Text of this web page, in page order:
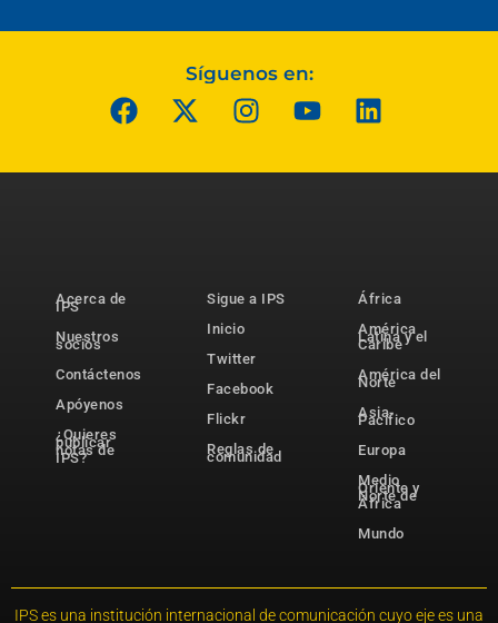
Síguenos en:
Acerca de
IPS
Nuestros
socios
Contáctenos
Apóyenos
¿Quieres
publicar
notas de
IPS?
Sigue a IPS
Inicio
Twitter
Facebook
Flickr
Reglas de
comunidad
África
América
Latina y el
Caribe
América del
Norte
Asia-
Pacífico
Europa
Medio
Oriente y
Norte de
África
Mundo
IPS es una institución internacional de comunicación cuyo eje es una